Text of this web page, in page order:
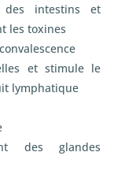
des intestins et
les toxines
et stimule le
lymphatique
des glandes